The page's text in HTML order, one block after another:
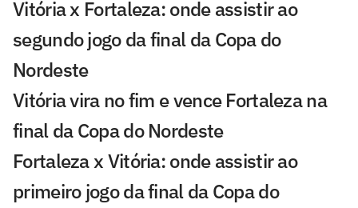
Vitória x Fortaleza: onde assistir ao
segundo jogo da final da Copa do
Nordeste
Vitória vira no fim e vence Fortaleza na
final da Copa do Nordeste
Fortaleza x Vitória: onde assistir ao
primeiro jogo da final da Copa do